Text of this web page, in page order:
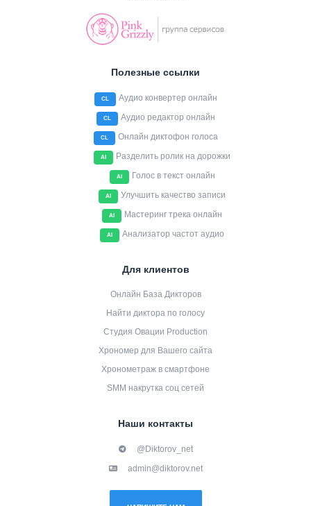
Полезные ссылки
CL Аудио конвертер онлайн
CL Аудио редактор онлайн
CL Онлайн диктофон голоса
AI Разделить ролик на дорожки
AI Голос в текст онлайн
AI Улучшить качество записи
AI Мастеринг трека онлайн
AI Анализатор частот аудио
Для клиентов
Онлайн База Дикторов
Найти диктора по голосу
Студия Овации Production
Хрономер для Вашего сайта
Хронометраж в смартфоне
SMM накрутка соц сетей
Наши контакты
@Diktorov_net
admin@diktorov.net